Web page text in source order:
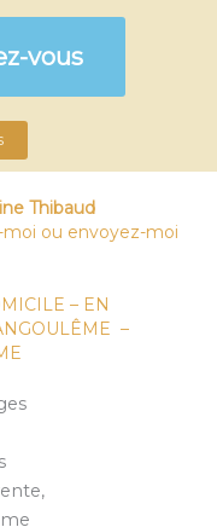
vous
Thibaud
ou envoyez-moi
– EN
–